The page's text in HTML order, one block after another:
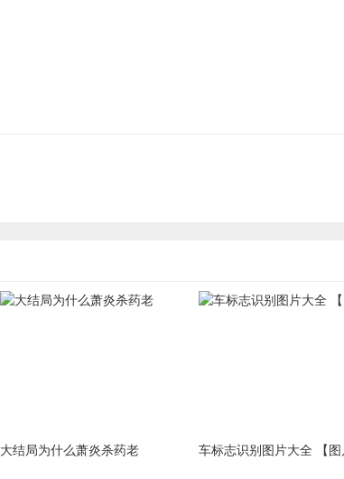
大结局为什么萧炎杀药老 车标志识别图片大全 【图